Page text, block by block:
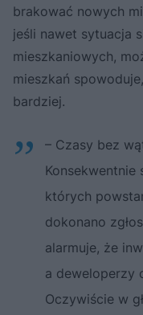
brakować nowych
jeśli nawet sytuacja
mieszkaniowych,
mieszkań
bardziej.
– Czasy bez
Konsekwentnie
których
dokonano
alarmuje, że
a deweloperzy
Oczywiście w